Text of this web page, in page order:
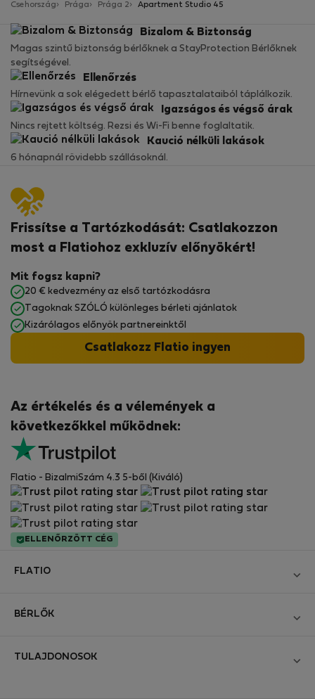
Csehország Prága Prága 2 Apartment Studio 45
Bizalom & Biztonság
Magas szintű biztonság bérlőknek a StayProtection Bérlőknek
segítségével.
Ellenőrzés
Hírnevünk a sok elégedett bérlő tapasztalataiból táplálkozik.
Igazságos és végső árak
Nincs rejtett költség. Rezsi és Wi-Fi benne foglaltatik.
Kaució nélküli lakások
6 hónapnál rövidebb szállásoknál.
Az értékelés és a vélemények a
következőkkel működnek:
Flatio - BizalmiSzám 4.3 5-ből (Kiváló)
ELLENŐRZÖTT CÉG
Frissítse a Tartózkodását: Csatlakozzon
most a Flatiohoz exkluzív előnyökért!
Mit fogsz kapni?
20 € kedvezmény az első tartózkodásra
Tagoknak SZÓLÓ különleges bérleti ajánlatok
Kizárólagos előnyök partnereinktől
Csatlakozz Flatio ingyen
FLATIO
Csatlakozzon a Digitális Nomád Tesztelő Klubhoz
BÉRLŐK
TULAJDONOSOK